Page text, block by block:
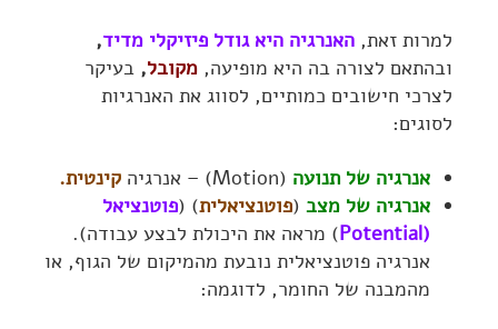
למרות זאת, האנרגיה היא גודל פיזיקלי מדיד,
ובהתאם לצורה בה היא מופיעה, מקובל, בעיקר
לצרכי חישובים כמותיים, לסווג את האנרגיות
לסוגים:
אנרגיה של תנועה (Motion) – אנרגיה
קינטית.
אנרגיה של מצב (פוטנציאלית) (פוטנציאל
(Potential
) מראה את היכולת לבצע עבודה).
אנרגיה פוטנציאלית נובעת מהמיקום של הגוף, או
מהמבנה של החומר, לדוגמה: